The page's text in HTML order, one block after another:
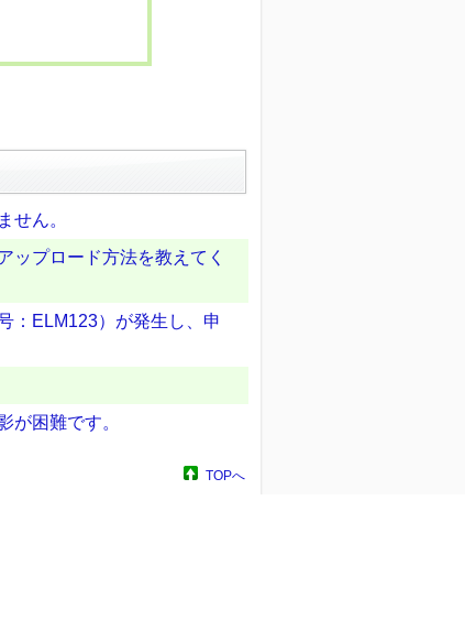
せん。
ップロード方法を教えてく
：ELM123）が発生し、申
が困難です。
TOPへ